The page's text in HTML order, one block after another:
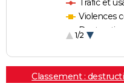
Trafic et
Violences
1/2
Classement :